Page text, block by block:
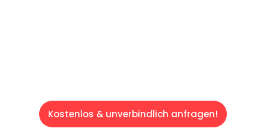
Kostenlos & unverbindlich anfragen!